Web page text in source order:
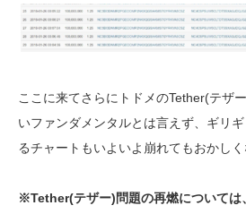
ここに来てさらにトドメのTether(テザ
いファンダメンタルとは言えず、ギリ
るチャートもいよいよ崩れてもおかしく
※Tether(テザー)問題の再燃については